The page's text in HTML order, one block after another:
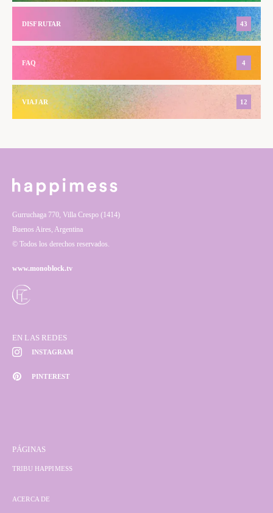
DISFRUTAR 43
FAQ 4
VIAJAR 12
Gurruchaga 770, Villa Crespo (1414)
Buenos Aires, Argentina
© Todos los derechos reservados.
www.monoblock.tv
EN LAS REDES
INSTAGRAM
PINTEREST
PÁGINAS
TRIBU HAPPIMESS
ACERCA DE